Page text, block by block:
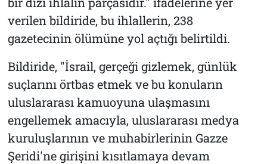
verilen bildiride, bu ihlallerin, 238
gazetecinin ölümüne yol açtığı belirtildi.
Bildiride, "İsrail, gerçeği gizlemek, günlük
suçlarını örtbas etmek ve bu konuların
uluslararası kamuoyuna ulaşmasını
engellemek amacıyla, uluslararası medya
kuruluşlarının ve muhabirlerinin Gazze
Şeridi'ne girişini kısıtlamaya devam